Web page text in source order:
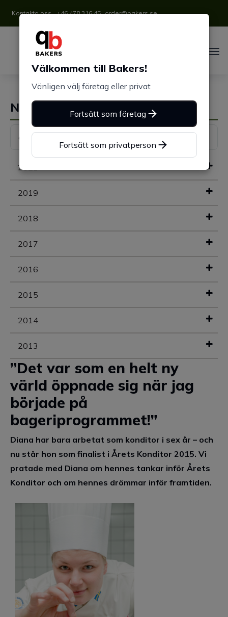
Kontakta oss +46 478 316 45 order@bakers.se
Nyhetsarkiv
2021
2019
2018
2017
2016
2015
2014
2013
”Det var som en helt ny
värld öppnade sig när jag
började på
bageriprogrammet!”
Diana har bara arbetat som konditor i sex år – och
nu står hon som finalist i Årets Konditor 2015. Vi
pratade med Diana om hennes tankar inför Årets
Konditor och om hennes drömmar inför framtiden.
Välkommen till Bakers!
Vänligen välj företag eller privat
Fortsätt som företag
Fortsätt som privatperson